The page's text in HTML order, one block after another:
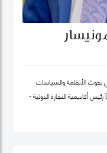
بحوث الأنظمة والسياسات
أكاديمية التجارة الدولية -